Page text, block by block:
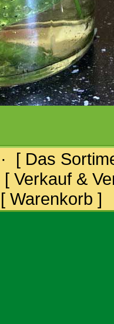
· [ Das
[ Verkauf &
[ Warenkorb ]